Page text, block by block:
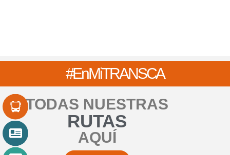
#EnMiTRANSCA
TODAS NUESTRAS
RUTAS
AQUÍ